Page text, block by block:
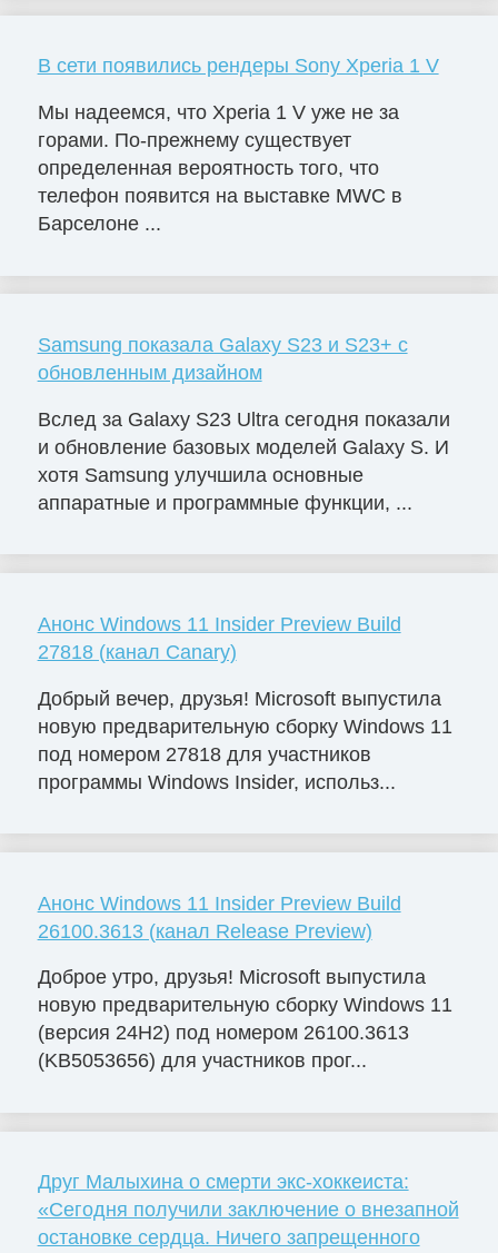
В сети появились рендеры Sony Xperia 1 V
Мы надеемся, что Xperia 1 V уже не за
горами. По-прежнему существует
определенная вероятность того, что
телефон появится на выставке MWC в
Барселоне ...
Samsung показала Galaxy S23 и S23+ с
обновленным дизайном
Вслед за Galaxy S23 Ultra сегодня показали
и обновление базовых моделей Galaxy S. И
хотя Samsung улучшила основные
аппаратные и программные функции, ...
Анонс Windows 11 Insider Preview Build
27818 (канал Canary)
Добрый вечер, друзья! Microsoft выпустила
новую предварительную сборку Windows 11
под номером 27818 для участников
программы Windows Insider, использ...
Анонс Windows 11 Insider Preview Build
26100.3613 (канал Release Preview)
Доброе утро, друзья! Microsoft выпустила
новую предварительную сборку Windows 11
(версия 24H2) под номером 26100.3613
(KB5053656) для участников прог...
Друг Малыхина о смерти экс-хоккеиста:
«Сегодня получили заключение о внезапной
остановке сердца. Ничего запрещенного